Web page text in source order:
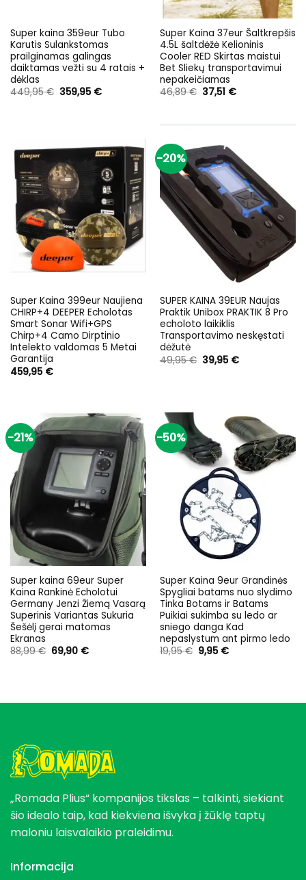
Super kaina 359eur Tubo
Karutis Sulankstomas
prailginamas galingas
daiktamas vežti su 4 ratais +
dėklas
449,95€ Original
price
359,95 €Current
Super Kaina 37eur Šaltkrepšis
4.5L šaltdėžė Kelioninis
Cooler RED Skirtas maistui
Bet Sliekų transportavimui
nepakeičiamas
46,89€ Original
price
37,51 €Current
Super Kaina 399eur Naujiena
CHIRP+4 DEEPER Echolotas
Smart Sonar Wifi+GPS
Chirp+4 Camo Dirptinio
Intelekto valdomas 5 Metai
Garantija
459,95 €
-20%
SUPER KAINA 39EUR Naujas
Praktik Unibox PRAKTIK 8 Pro
echoloto laikiklis
Transportavimo neskęstati
dėžutė
49,95€ Original
price
39,95 €Current
-21%
Super kaina 69eur Super
Kaina Rankinė Echolotui
Germany Jenzi Žiemą Vasarą
Superinis Variantas Sukuria
Šešėlį gerai matomas
Ekranas
88,99€ Original
price
69,90 €Current
-50%
Super Kaina 9eur Grandinės
Spygliai batams nuo slydimo
Tinka Botams ir Batams
Puikiai sukimba su ledo ar
sniego danga Kad
nepaslystum ant pirmo ledo
19,95€ Original
price
9,95 €Current
„Romada Plius“ kompanijos tikslas – talkinti, siekiant
šio idealo taip, kad kiekviena išvyka į žūklę taptų
maloniu laisvalaikio praleidimu.
Informacija